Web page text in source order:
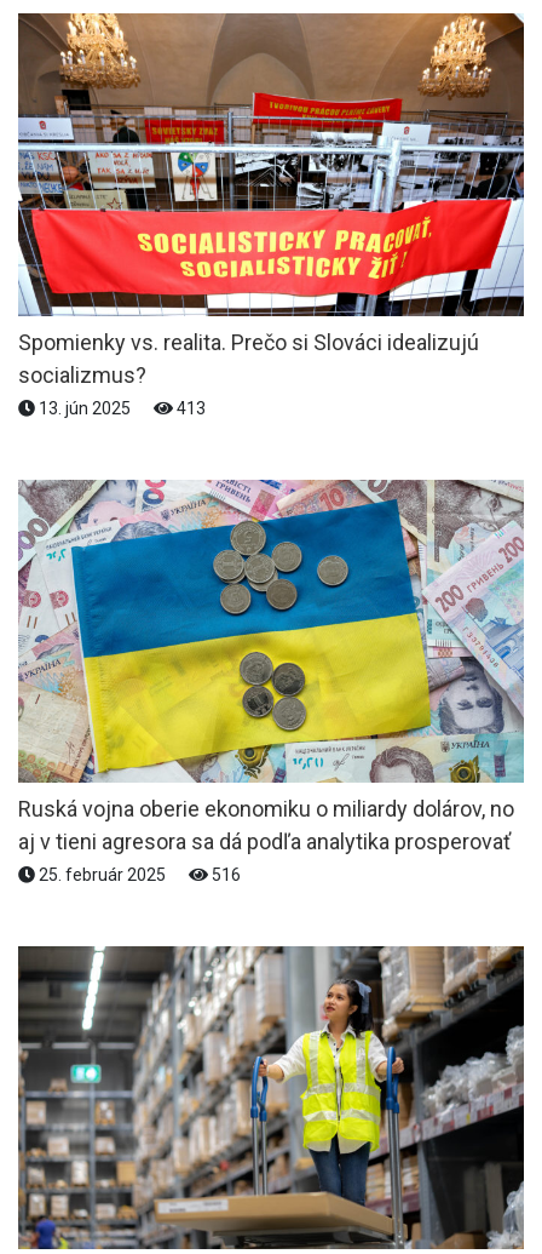
Spomienky vs. realita. Prečo si Slováci idealizujú
socializmus?
13. jún 2025 413
Ruská vojna oberie ekonomiku o miliardy dolárov, no
aj v tieni agresora sa dá podľa analytika prosperovať
25. február 2025 516